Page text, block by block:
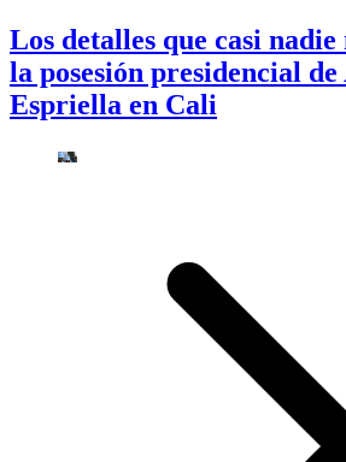
Los detalles que casi
la posesión presidencial
Espriella en Cali